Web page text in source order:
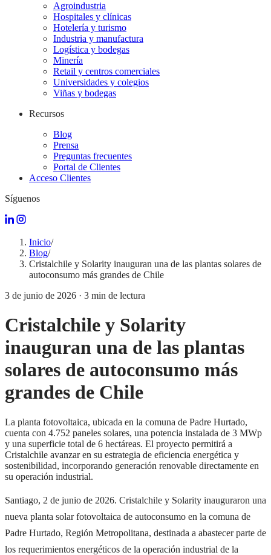
Agroindustria
Hospitales y clínicas
Hotelería y turismo
Industria y manufactura
Logística y bodegas
Minería
Retail y centros comerciales
Universidades y colegios
Viñas y bodegas
Recursos
Blog
Prensa
Preguntas frecuentes
Portal de Clientes
Acceso Clientes
Síguenos
Inicio/
Blog/
Cristalchile y Solarity inauguran una de las plantas solares de
autoconsumo más grandes de Chile
3 de junio de 2026 · 3 min de lectura
Cristalchile y Solarity
inauguran una de las plantas
solares de autoconsumo más
grandes de Chile
La planta fotovoltaica, ubicada en la comuna de Padre Hurtado,
cuenta con 4.752 paneles solares, una potencia instalada de 3 MWp
y una superficie total de 6 hectáreas. El proyecto permitirá a
Cristalchile avanzar en su estrategia de eficiencia energética y
sostenibilidad, incorporando generación renovable directamente en
su operación industrial.
Santiago, 2 de junio de 2026. Cristalchile y Solarity inauguraron una
nueva planta solar fotovoltaica de autoconsumo en la comuna de
Padre Hurtado, Región Metropolitana, destinada a abastecer parte de
los requerimientos energéticos de la operación industrial de la